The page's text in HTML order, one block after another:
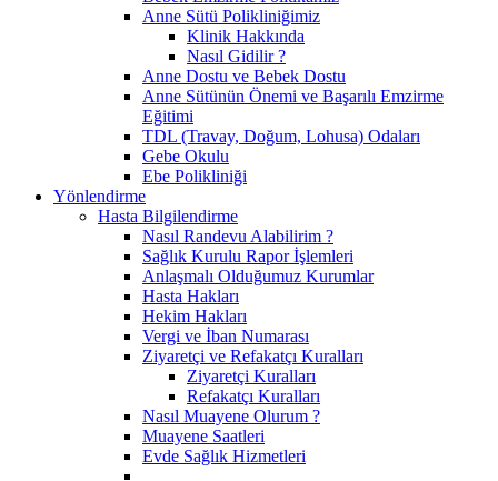
Anne Sütü Polikliniğimiz
Klinik Hakkında
Nasıl Gidilir ?
Anne Dostu ve Bebek Dostu
Anne Sütünün Önemi ve Başarılı Emzirme
Eğitimi
TDL (Travay, Doğum, Lohusa) Odaları
Gebe Okulu
Ebe Polikliniği
Yönlendirme
Hasta Bilgilendirme
Nasıl Randevu Alabilirim ?
Sağlık Kurulu Rapor İşlemleri
Anlaşmalı Olduğumuz Kurumlar
Hasta Hakları
Hekim Hakları
Vergi ve İban Numarası
Ziyaretçi ve Refakatçı Kuralları
Ziyaretçi Kuralları
Refakatçı Kuralları
Nasıl Muayene Olurum ?
Muayene Saatleri
Evde Sağlık Hizmetleri